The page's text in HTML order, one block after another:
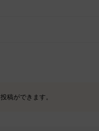
稿ができます。